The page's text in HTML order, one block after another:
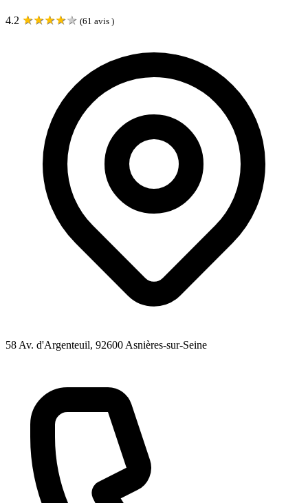
4.2 ★★★★★ (61 avis )
58 Av. d'Argenteuil, 92600 Asnières-sur-Seine